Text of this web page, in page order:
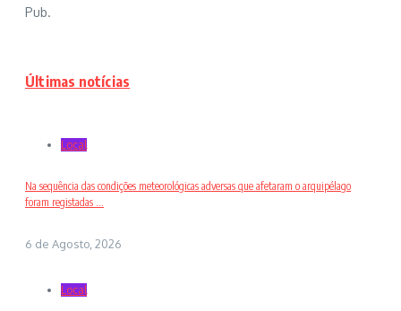
Pub.
Últimas notícias
Local
Na sequência das condições meteorológicas adversas que afetaram o arquipélago
foram registadas ...
6 de Agosto, 2026
Local